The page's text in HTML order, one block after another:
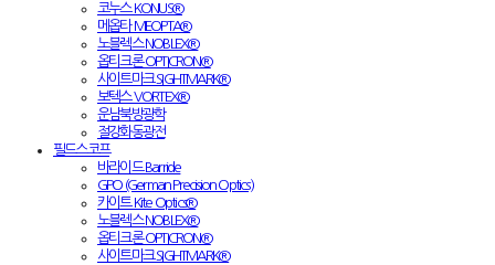
코누스 KONUS®
메옵타 MEOPTA®
노블렉스 NOBLEX®
옵티크론 OPTICRON®
사이트마크 SIGHTMARK®
보텍스 VORTEX®
운남북방광학
절강화동광전
필드스코프
바라이드 Barride
GPO (German Precision Optics)
카이트 Kite Optics®
노블렉스 NOBLEX®
옵티크론 OPTICRON®
사이트마크 SIGHTMARK®